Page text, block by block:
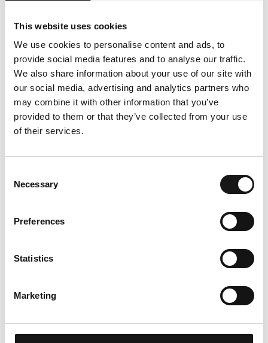
This website uses cookies
We use cookies to personalise content and ads, to
provide social media features and to analyse our traffic.
We also share information about your use of our site with
our social media, advertising and analytics partners who
may combine it with other information that you’ve
provided to them or that they’ve collected from your use
of their services.
Selection
Necessary
Preferences
Statistics
Marketing
Haus befindet sich der Skilift Valbella. Im Sommer lädt
das Wassersportzentrum und der einzigartige
Sandstrand mit dem Kindererlebnisbereich zum
Verweilen aber auch zum aktiven Sommerurlaub ein.